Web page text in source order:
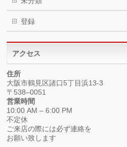
登録
アクセス
住所
大阪市鶴見区諸口5丁目浜13-3
〒538–0051
営業時間
10:00 AM – 6:00 PM
不定休
ご来店の際には必ず連絡を
お願い致します